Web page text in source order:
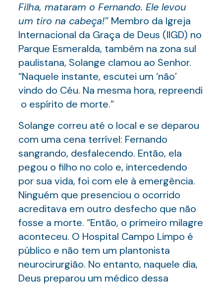
Filha, mataram o Fernando. Ele levou
um tiro na cabeça!”Membro da Igreja
Internacional da Graça de Deus (IIGD) no
Parque Esmeralda, também na zona sul
paulistana, Solange clamou ao Senhor.
“Naquele instante, escutei um ‘não’
vindo do Céu. Na mesma hora, repreendi
o espírito de morte.”
Solange correu até o local e se deparou
com uma cena terrível: Fernando
sangrando, desfalecendo. Então, ela
pegou o filho no colo e, intercedendo
por sua vida, foi com ele à emergência.
Ninguém que presenciou o ocorrido
acreditava em outro desfecho que não
fosse a morte. “Então, o primeiro milagre
aconteceu. O Hospital Campo Limpo é
público e não tem um plantonista
neurocirurgião. No entanto, naquele dia,
Deus preparou um médico dessa